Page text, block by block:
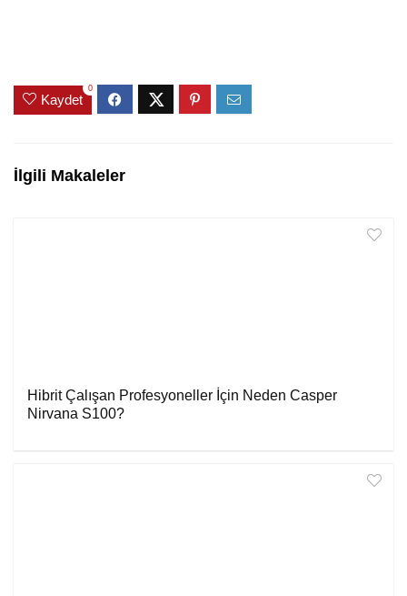
Kaydet
0
İlgili Makaleler
Hibrit Çalışan Profesyoneller İçin Neden Casper
Nirvana S100?